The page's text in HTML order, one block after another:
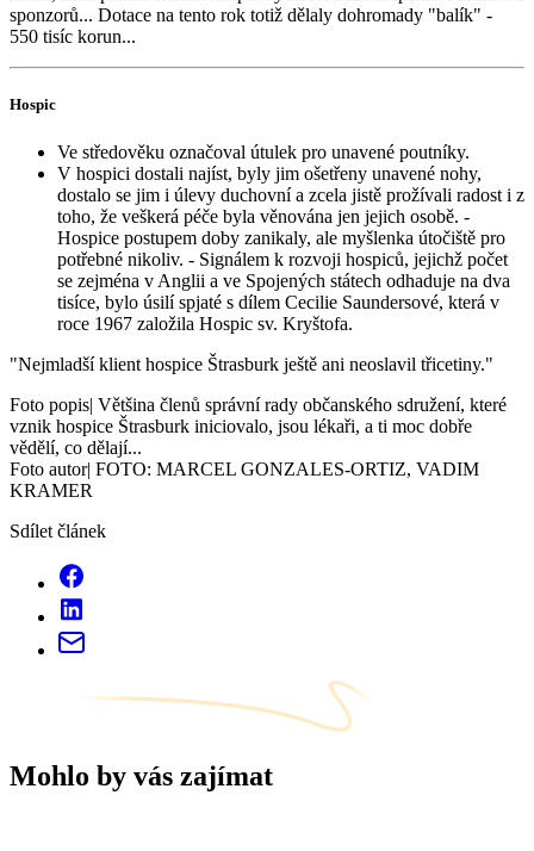
sponzorů... Dotace na tento rok totiž dělaly dohromady "balík" -
550 tisíc korun...
Hospic
Ve středověku označoval útulek pro unavené poutníky.
V hospici dostali najíst, byly jim ošetřeny unavené nohy,
dostalo se jim i úlevy duchovní a zcela jistě prožívali radost i z
toho, že veškerá péče byla věnována jen jejich osobě. -
Hospice postupem doby zanikaly, ale myšlenka útočiště pro
potřebné nikoliv. - Signálem k rozvoji hospiců, jejichž počet
se zejména v Anglii a ve Spojených státech odhaduje na dva
tisíce, bylo úsilí spjaté s dílem Cecilie Saundersové, která v
roce 1967 založila Hospic sv. Kryštofa.
"Nejmladší klient hospice Štrasburk ještě ani neoslavil třicetiny."
Foto popis| Většina členů správní rady občanského sdružení, které
vznik hospice Štrasburk iniciovalo, jsou lékaři, a ti moc dobře
vědělí, co dělají...
Foto autor| FOTO: MARCEL GONZALES-ORTIZ, VADIM
KRAMER
Sdílet článek
Mohlo by vás zajímat